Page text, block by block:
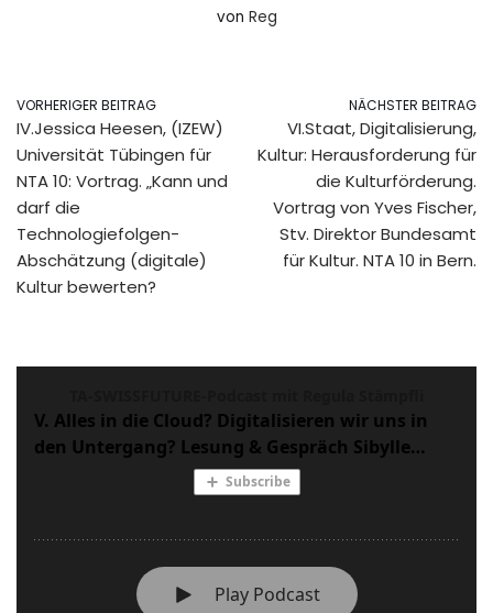
von Reg
VORHERIGER BEITRAG
IV.Jessica Heesen, (IZEW)
Universität Tübingen für
NTA 10: Vortrag. „Kann und
darf die
Technologiefolgen-
Abschätzung (digitale)
Kultur bewerten?
NÄCHSTER BEITRAG
VI.Staat, Digitalisierung,
Kultur: Herausforderung für
die Kulturförderung.
Vortrag von Yves Fischer,
Stv. Direktor Bundesamt
für Kultur. NTA 10 in Bern.